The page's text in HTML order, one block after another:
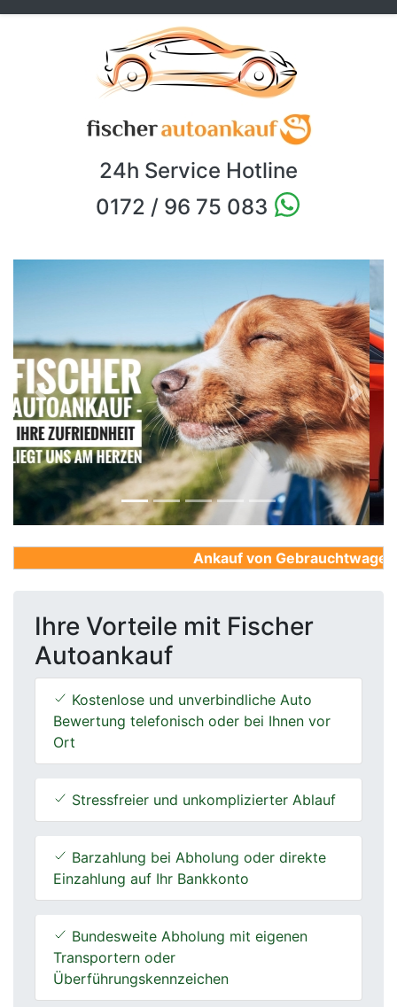
24h Service Hotline
0172 / 96 75 083
Previous Next
Ankauf von
Ihre Vorteile mit Fischer
Autoankauf
Kostenlose und unverbindliche Auto
Bewertung telefonisch oder bei Ihnen vor
Ort
Stressfreier und unkomplizierter Ablauf
Barzahlung bei Abholung oder direkte
Einzahlung auf Ihr Bankkonto
Bundesweite Abholung mit eigenen
Transportern oder
Überführungskennzeichen